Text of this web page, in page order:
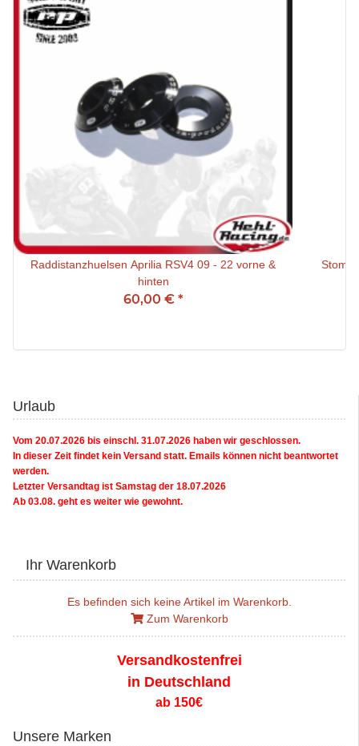
Raddistanzhuelsen Aprilia RSV4 09 - 22 vorne &
hinten
60,00 € *
Urlaub
Vom 20.07.2026 bis einschl. 31.07.2026 haben wir geschlossen.
In dieser Zeit findet kein Versand statt. Emails können nicht beantwortet
werden.
Letzter Versandtag ist Samstag der 18.07.2026
Ab 03.08. geht es weiter wie gewohnt.
Ihr Warenkorb
Es befinden sich keine Artikel im Warenkorb.
Zum Warenkorb
Versandkostenfrei
in Deutschland
ab 150€
Unsere Marken